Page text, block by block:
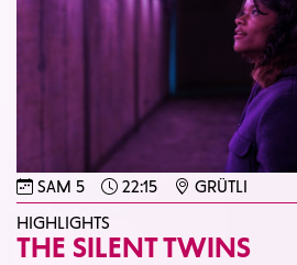
SAM 5 22:15
GRÜTLI
HIGHLIGHTS
THE SILENT TWINS